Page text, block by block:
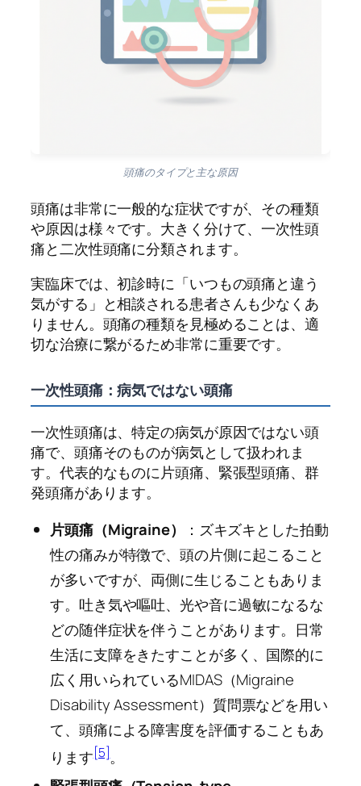
頭痛のタイプと主な原因
頭痛は非常に一般的な症状ですが、その種類
や原因は様々です。大きく分けて、一次性頭
痛と二次性頭痛に分類されます。
実臨床では、初診時に「いつもの頭痛と違う
気がする」と相談される患者さんも少なくあ
りません。頭痛の種類を見極めることは、適
切な治療に繋がるため非常に重要です。
一次性頭痛：病気ではない頭痛
一次性頭痛は、特定の病気が原因ではない頭
痛で、頭痛そのものが病気として扱われま
す。代表的なものに片頭痛、緊張型頭痛、群
発頭痛があります。
片頭痛（Migraine）
：ズキズキとした拍動
性の痛みが特徴で、頭の片側に起こること
が多いですが、両側に生じることもありま
す。吐き気や嘔吐、光や音に過敏になるな
どの随伴症状を伴うことがあります。日常
生活に支障をきたすことが多く、国際的に
広く用いられているMIDAS（Migraine
Disability Assessment）質問票などを用い
て、頭痛による障害度を評価することもあ
ります[5]。